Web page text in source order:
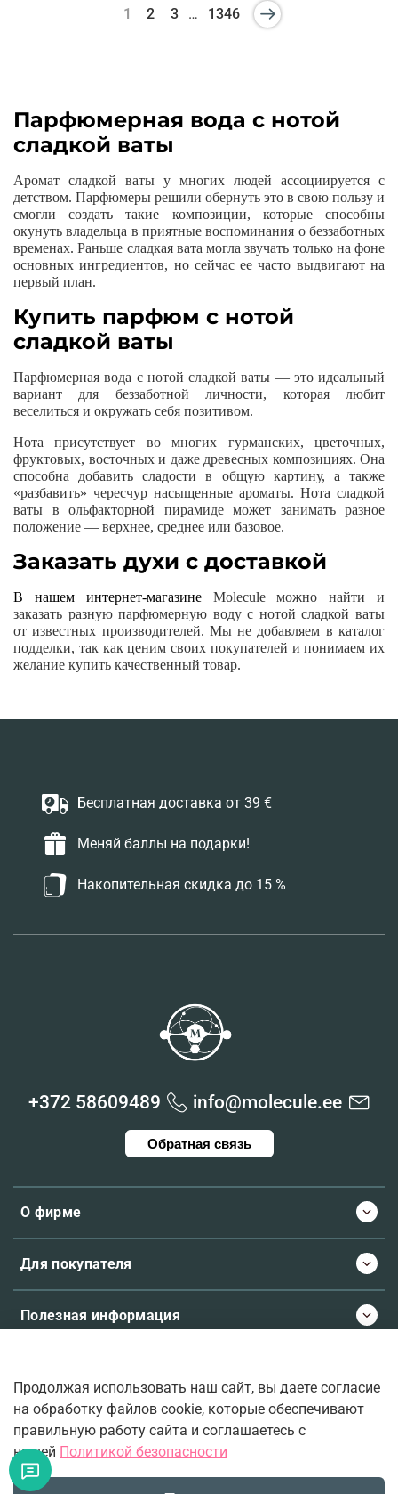
1 2 3 … 1346
Парфюмерная вода с нотой
сладкой ваты
Аромат сладкой ваты у многих людей ассоциируется с
детством. Парфюмеры решили обернуть это в свою пользу и
смогли создать такие композиции, которые способны
окунуть владельца в приятные воспоминания о беззаботных
временах. Раньше сладкая вата могла звучать только на фоне
основных ингредиентов, но сейчас ее часто выдвигают на
первый план.
Купить парфюм с нотой
сладкой ваты
Парфюмерная вода с нотой сладкой ваты — это идеальный
вариант для беззаботной личности, которая любит
веселиться и окружать себя позитивом.
Нота присутствует во многих гурманских, цветочных,
фруктовых, восточных и даже древесных композициях. Она
способна добавить сладости в общую картину, а также
«разбавить» чересчур насыщенные ароматы. Нота сладкой
ваты в ольфакторной пирамиде может занимать разное
положение — верхнее, среднее или базовое.
Заказать духи с доставкой
В нашем интернет-магазине Molecule можно найти и
заказать разную парфюмерную воду с нотой сладкой ваты
от известных производителей. Мы не добавляем в каталог
подделки, так как ценим своих покупателей и понимаем их
желание купить качественный товар.
Бесплатная доставка от 39 €
Меняй баллы на подарки!
Накопительная скидка до 15 %
О фирме
Для покупателя
Полезная информация
+372 58609489 info@molecule.ee
Обратная связь
© 2026 Molecule.ee. Все права защищены
Ваш верный проводник во вселенную ароматов.
Продолжая использовать наш сайт, вы даете согласие
на обработку файлов cookie, которые обеспечивают
правильную работу сайта и соглашаетесь с
нашей Политикой безопасности